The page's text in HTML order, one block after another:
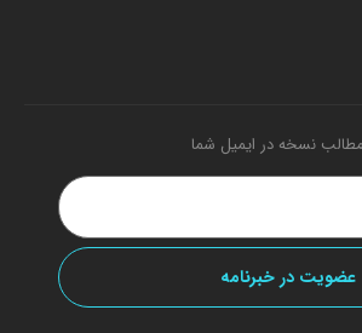
نسخه در ایمیل شما